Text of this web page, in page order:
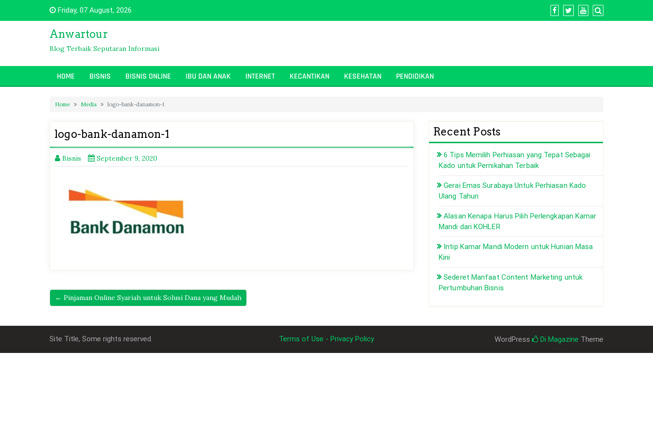
Friday, 07 August, 2026
Anwartour
Blog Terbaik Seputaran Informasi
HOME BISNIS BISNIS ONLINE IBU DAN ANAK INTERNET KECANTIKAN KESEHATAN PENDIDIKAN
Home Media logo-bank-danamon-1
logo-bank-danamon-1
Bisnis September 9, 2020
← Pinjaman Online Syariah untuk Solusi Dana yang Mudah
Recent Posts
6 Tips Memilih Perhiasan yang Tepat Sebagai
Kado untuk Pernikahan Terbaik
Gerai Emas Surabaya Untuk Perhiasan Kado
Ulang Tahun
Alasan Kenapa Harus Pilih Perlengkapan Kamar
Mandi dari KOHLER
Intip Kamar Mandi Modern untuk Hunian Masa
Kini
Sederet Manfaat Content Marketing untuk
Pertumbuhan Bisnis
Site Title, Some rights reserved. Terms of Use - Privacy Policy WordPress Di Magazine Theme